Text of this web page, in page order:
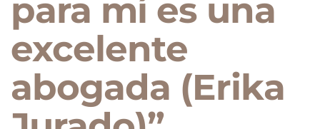
para mí es una
excelente
abogada (Erika